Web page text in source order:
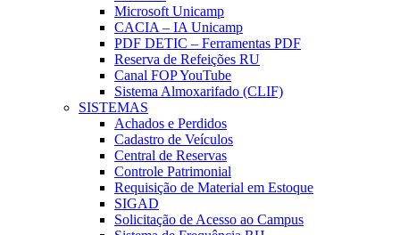
Microsoft Unicamp
CACIA – IA Unicamp
PDF DETIC – Ferramentas PDF
Reserva de Refeições RU
Canal FOP YouTube
Sistema Almoxarifado (CLIF)
SISTEMAS
Achados e Perdidos
Cadastro de Veículos
Central de Reservas
Controle Patrimonial
Requisição de Material em Estoque
SIGAD
Solicitação de Acesso ao Campus